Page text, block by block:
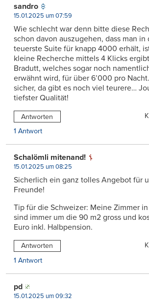
sandro
15.01.2025 um 07:59
Wie schlecht war denn bitte diese
schon davon auszugehen, dass man
teuerste Suite für knapp 4000 erhält,
kleine Recherche mittels 4 Klicks
Bradutt, welches sogar noch
erwähnt wird, für über 6’000 pro
sicher, da gibt es noch viel teurere…
tiefster Qualität!
Antworten
1 Antwort
Schalömli mitenand!
15.01.2025 um 08:25
Sicherlich ein ganz tolles Angebot für
Freunde!
Tip für die Schweizer: Meine Zimmer
sind immer um die 90 m2 gross und
Euro inkl. Halbpension.
Antworten
1 Antwort
pd
15.01.2025 um 09:32